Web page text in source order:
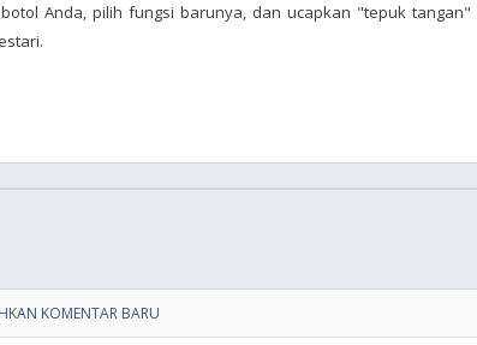
Anda, pilih fungsi barunya, dan ucapkan "tepuk
KOMENTAR BARU